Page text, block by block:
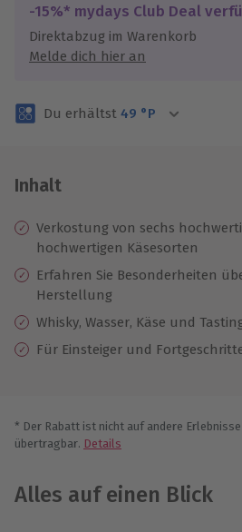
Jeder Gutschein für alle
Maximale Sicherheit
3 Jahre gültig & verlängerbar.
-15%* mydays Club Deal
Direktabzug im Warenkorb
Melde dich hier an
Du erhältst 49 °P
Inhalt
Verkostung von sechs
hochwertigen Käsesorten
Erfahren Sie Besonderheiten
Herstellung
Whisky, Wasser, Käse und
Für Einsteiger und
* Der Rabatt ist nicht auf andere
übertragbar. Details
Alles auf einen Blick